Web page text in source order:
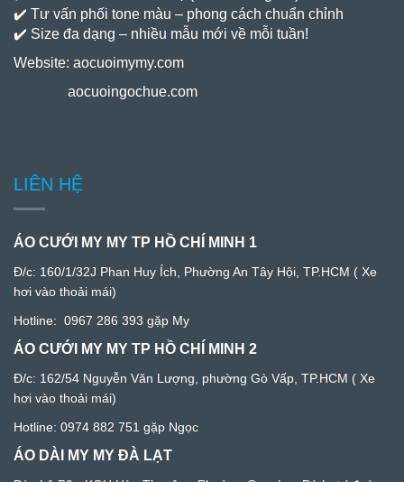
✔️ Tư vấn phối tone màu – phong cách chuẩn chỉnh
✔️ Size đa dạng – nhiều mẫu mới về mỗi tuần!
Website: aocuoimymy.com
aocuoingochue.com
LIÊN HỆ
ÁO CƯỚI MY MY TP HỒ CHÍ MINH 1
Đ/c: 160/1/32J Phan Huy Ích, Phường An Tây Hội, TP.HCM ( Xe
hơi vào thoải mái)
Hotline: 0967 286 393 gặp My
ÁO CƯỚI MY MY TP HỒ CHÍ MINH 2
Đ/c: 162/54 Nguyễn Văn Lượng, phường Gò Vấp, TP.HCM ( Xe
hơi vào thoải mái)
Hotline: 0974 882 751 gặp Ngọc
ÁO DÀI MY MY ĐÀ LẠT